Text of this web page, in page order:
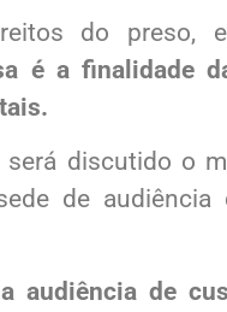
do preso,
é a finalidade
discutido o
de audiência
audiência de